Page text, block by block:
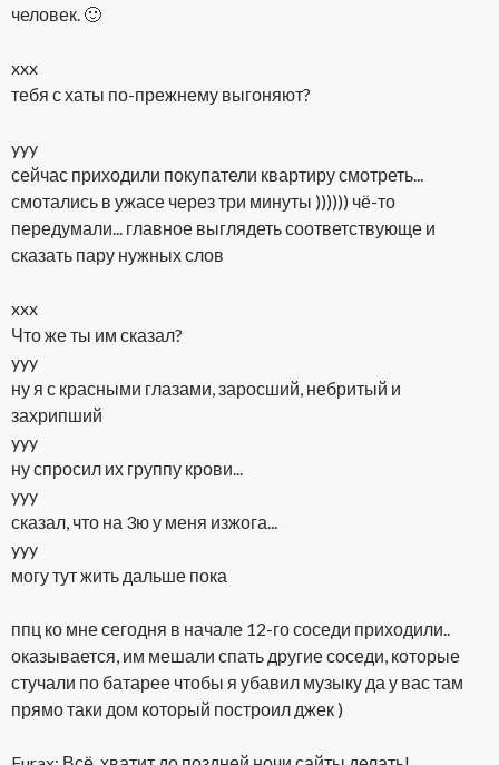
человек. 🙂
xxx
тебя с хаты по-прежнему выгоняют?
yyy
сейчас приходили покупатели квартиру смотреть...
смотались в ужасе через три минуты )))))) чё-то
передумали... главное выглядеть соответствующе и
сказать пару нужных слов
xxx
Что же ты им сказал?
yyy
ну я с красными глазами, заросший, небритый и
захрипший
yyy
ну спросил их группу крови...
yyy
сказал, что на 3ю у меня изжога...
yyy
могу тут жить дальше пока
ппц ко мне сегодня в начале 12-го соседи приходили..
оказывается, им мешали спать другие соседи, которые
стучали по батарее чтобы я убавил музыку да у вас там
прямо таки дом который построил джек )